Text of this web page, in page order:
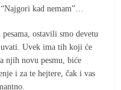
kad nemam”…
ostavili smo devetu
Uvek ima tih koji će
njih novu pesmu, biće
i za te hejtere, čak i vas